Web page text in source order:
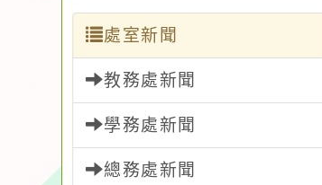
處室新聞
教務處新聞
學務處新聞
總務處新聞